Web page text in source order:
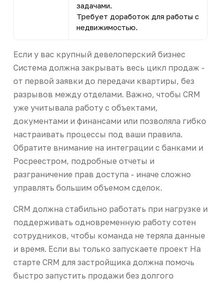
задачами.
Требует доработок для работы с
недвижимостью.
Если у вас крупный девелоперский бизнес
Система должна закрывать весь цикл продаж -
от первой заявки до передачи квартиры, без
разрывов между отделами. Важно, чтобы CRM
уже учитывала работу с объектами,
документами и финансами или позволяла гибко
настраивать процессы под ваши правила.
Обратите внимание на интеграции с банками и
Росреестром, подробные отчеты и
разграничение прав доступа - иначе сложно
управлять большим объемом сделок.
CRM должна стабильно работать при нагрузке и
поддерживать одновременную работу сотен
сотрудников, чтобы команда не теряла данные
и время. Если вы только запускаете проект На
старте CRM для застройщика должна помочь
быстро запустить продажи без долгого